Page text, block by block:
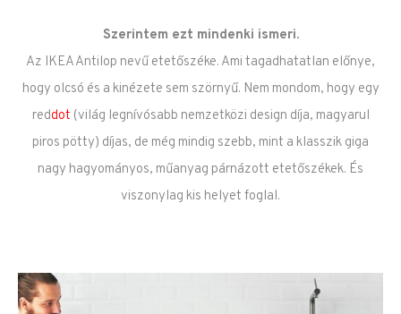
Szerintem ezt mindenki ismeri.
Az IKEA Antilop nevű etetőszéke. Ami tagadhatatlan előnye,
hogy olcsó és a kinézete sem szörnyű. Nem mondom, hogy egy
reddot (világ legnívósabb nemzetközi design díja, magyarul
piros pötty) díjas, de még mindig szebb, mint a klasszik giga
nagy hagyományos, műanyag párnázott etetőszékek. És
viszonylag kis helyet foglal.